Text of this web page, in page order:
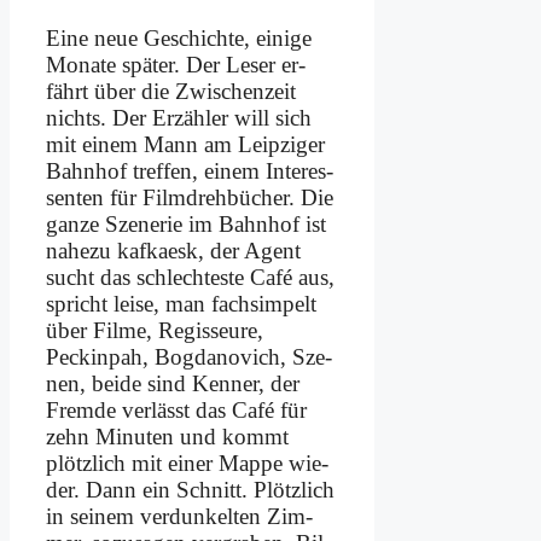
Ei­ne neue Ge­schich­te, ei­ni­ge
Mo­na­te spä­ter. Der Le­ser er­
fährt über die Zwi­schen­zeit
nichts. Der Er­zäh­ler will sich
mit ei­nem Mann am Leip­zi­ger
Bahn­hof tref­fen, ei­nem In­ter­es­
sen­ten für Film­dreh­bü­cher. Die
gan­ze Sze­ne­rie im Bahn­hof ist
na­he­zu kaf­ka­esk, der Agent
sucht das schlech­te­ste Ca­fé aus,
spricht lei­se, man fach­sim­pelt
über Fil­me, Regiss­eure,
Peckin­pah, Bog­d­a­no­vich, Sze­
nen, bei­de sind Ken­ner, der
Frem­de ver­lässt das Ca­fé für
zehn Mi­nu­ten und kommt
plötz­lich mit ei­ner Map­pe wie­
der. Dann ein Schnitt. Plötz­lich
in sei­nem ver­dun­kel­ten Zim­